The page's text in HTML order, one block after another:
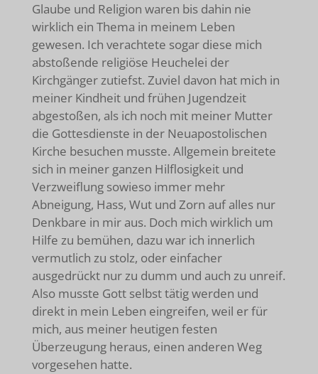
Glaube und Religion waren bis dahin nie
wirklich ein Thema in meinem Leben
gewesen. Ich verachtete sogar diese mich
abstoßende religiöse Heuchelei der
Kirchgänger zutiefst. Zuviel davon hat mich in
meiner Kindheit und frühen Jugendzeit
abgestoßen, als ich noch mit meiner Mutter
die Gottesdienste in der Neuapostolischen
Kirche besuchen musste. Allgemein breitete
sich in meiner ganzen Hilflosigkeit und
Verzweiflung sowieso immer mehr
Abneigung, Hass, Wut und Zorn auf alles nur
Denkbare in mir aus. Doch mich wirklich um
Hilfe zu bemühen, dazu war ich innerlich
vermutlich zu stolz, oder einfacher
ausgedrückt nur zu dumm und auch zu unreif.
Also musste Gott selbst tätig werden und
direkt in mein Leben eingreifen, weil er für
mich, aus meiner heutigen festen
Überzeugung heraus, einen anderen Weg
vorgesehen hatte.